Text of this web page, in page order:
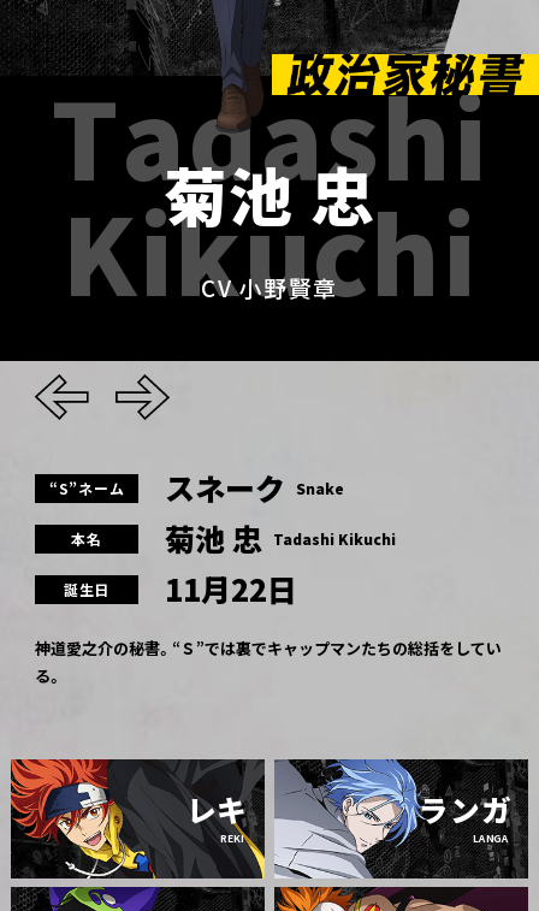
Tadashi
Kikuchi
菊池忠
CV 小野賢章
“S”ネーム スネーク Snake
本名 菊池 忠 Tadashi Kikuchi
誕生日 11月22日
神道愛之介の秘書。“Ｓ”では裏でキャップマンたちの総括をしてい
る。
レキ
REKI
ランガ
LANGA